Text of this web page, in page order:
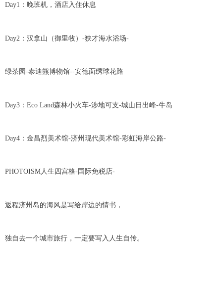
Day1：晚班机，酒店入住休息
Day2：汉拿山（御里牧）-狭才海水浴场-
绿茶园-泰迪熊博物馆--安德面绣球花路
Day3：Eco Land森林小火车-涉地可支-城山日出峰-牛岛
Day4：金昌烈美术馆-济州现代美术馆-彩虹海岸公路-
PHOTOISM人生四宫格-国际免税店-
返程济州岛的海风是写给岸边的情书，
独自去一个城市旅行，一定要写入人生自传。